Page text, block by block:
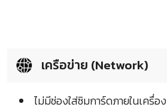
เครือข่าย (Network)
ไม่มีช่องใส่ซิมการ์ดภายในเครื่อง